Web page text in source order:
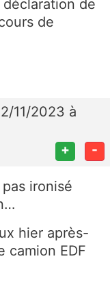
de
de
11/2023 à
+ -
ironisé
hier après-
camion EDF